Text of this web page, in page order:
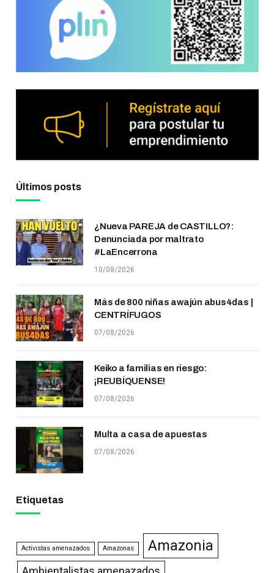
Últimos posts
¿Nueva PAREJA de CASTILLO?:
Denunciada por maltrato
#LaEncerrona
10/08/2026
Más de 800 niñas awajún abus4das |
CENTRÍFUGOS
07/08/2026
Keiko a familias en riesgo:
¡REUBÍQUENSE!
07/08/2026
Multa a casa de apuestas
07/08/2026
Etiquetas
Activistas amenazados Amazonas Amazonia